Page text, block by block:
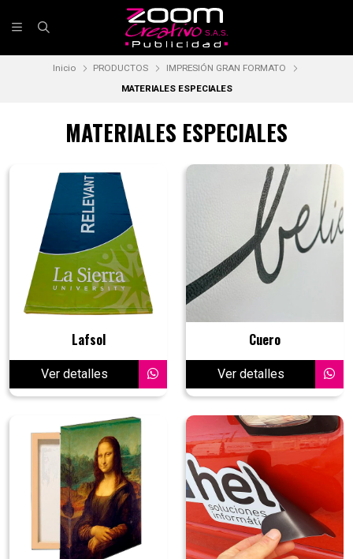
Inicio PRODUCTOS
IMPRESIÓN GRAN FORMATO
MATERIALES ESPECIALES
MATERIALES ESPECIALES
Lafsol
Ver detalles
Cuero
Ver detalles